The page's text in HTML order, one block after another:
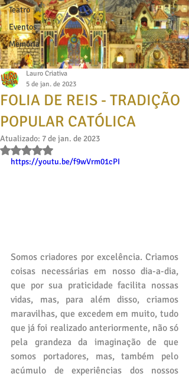
Teatro
Eventos
Memória
FOLIA DE REIS - TRADIÇÃO
POPULAR CATÓLICA
Lauro Criativa
5 de jan. de 2023
Atualizado: 7 de jan. de 2023
Avaliado com NaN de 5 estrelas.
https://youtu.be/f9wVrm01cPI
Somos criadores por excelência. Criamos
coisas necessárias em nosso dia-a-dia,
que por sua praticidade facilita nossas
vidas, mas, para além disso, criamos
maravilhas, que excedem em muito, tudo
que já foi realizado anteriormente, não só
pela grandeza da imaginação de que
somos portadores, mas, também pelo
acúmulo de experiências dos nossos